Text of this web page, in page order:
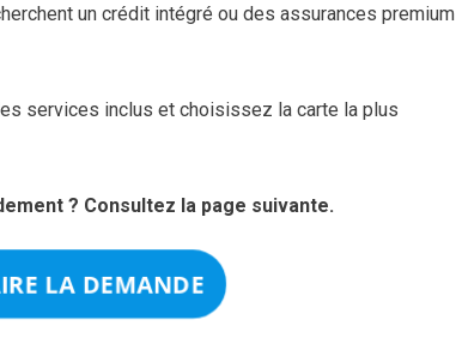
un crédit intégré ou des assurances premium
services inclus et choisissez la carte la plus
? Consultez la page suivante.
LA DEMANDE